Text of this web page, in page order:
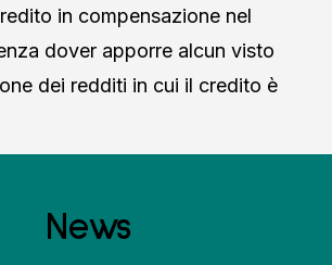
in compensazione nel
dover apporre alcun visto
dei redditi in cui il credito è
News